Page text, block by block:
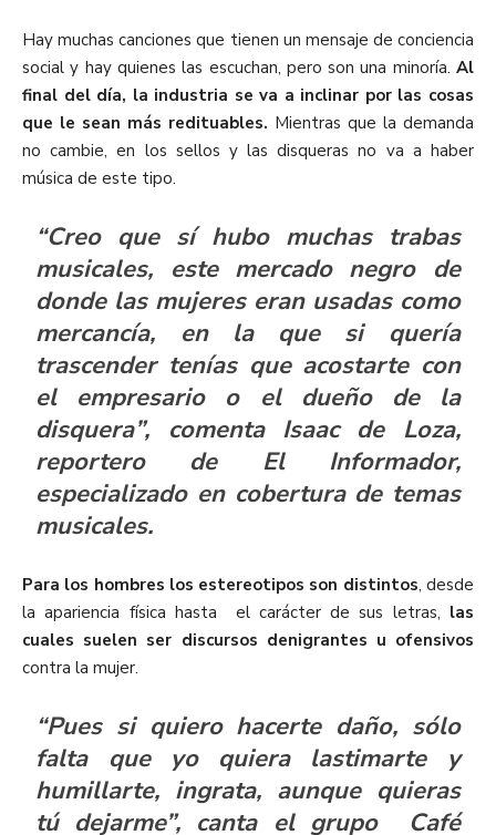
Hay muchas canciones que tienen un mensaje de conciencia
social y hay quienes las escuchan, pero son una minoría. Al
final del día, la industria se va a inclinar por las cosas
que le sean más redituables. Mientras que la demanda
no cambie, en los sellos y las disqueras no va a haber
música de este tipo.
“Creo que sí hubo muchas trabas
musicales, este mercado negro de
donde las mujeres eran usadas como
mercancía, en la que si quería
trascender tenías que acostarte con
el empresario o el dueño de la
disquera”, comenta Isaac de Loza,
reportero de El Informador,
especializado en cobertura de temas
musicales.
Para los hombres los estereotipos son distintos, desde
la apariencia física hasta el carácter de sus letras, las
cuales suelen ser discursos denigrantes u ofensivos
contra la mujer.
“Pues si quiero hacerte daño, sólo
falta que yo quiera lastimarte y
humillarte, ingrata, aunque quieras
tú dejarme”, canta el grupo Café